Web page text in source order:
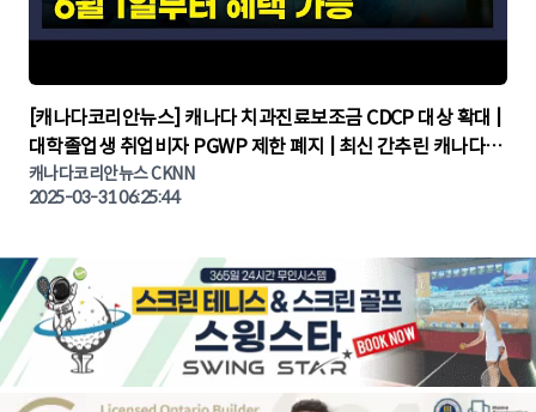
▶
[캐나다코리안뉴스] 캐나다 치과진료보조금 CDCP 대상 확대 |
대학졸업생 취업비자 PGWP 제한 폐지 | 최신 간추린 캐나다뉴
스 | CKNNEWS | 캐나다뉴스 | 토론토뉴스
캐나다코리안뉴스 CKNN
2025-03-31 06:25:44